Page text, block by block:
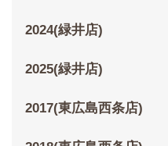
2024(緑井店)
2025(緑井店)
2017(東広島西条店)